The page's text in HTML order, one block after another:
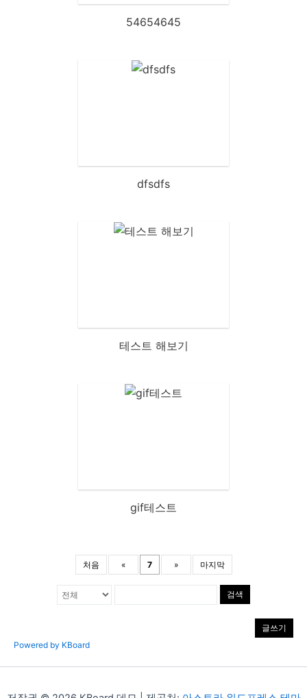
54654645
dfsdfs
테스트 해보기
gif테스트
처음 « 7 » 마지막
검색
글쓰기
Powered by KBoard